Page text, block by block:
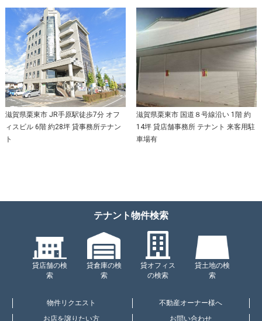
滋賀県栗東市 JR手原駅徒歩7分 オフ
ィスビル 6階 約28坪 貸事務所テナン
ト
滋賀県栗東市 国道８号線沿い 1階 約
14坪 貸店舗事務所 テナント 来客用駐
車場有
テナント物件検索
貸店舗の検
索
貸倉庫の検
索
貸オフィス
の検索
貸土地の検
索
物件リクエスト
不動産オーナー様へ
お店を譲りたい方
お問い合わせ